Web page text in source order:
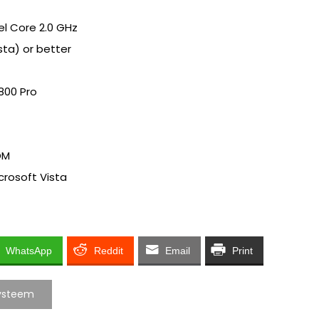
Core 2.0 GHz
or better
Pro
Vista
WhatsApp Reddit Email Print